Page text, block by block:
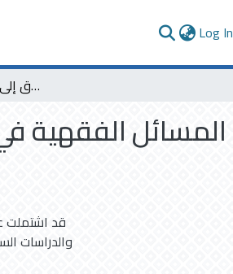
Log In
المسائل الفقهية في كتاب التحبير شرح التحرير للمرداوي من أول باب ما يختلف به عدد الطلاق إلى باب القطع في السرقة
المسائل الفقهية
قد اشتملت
والدراسات